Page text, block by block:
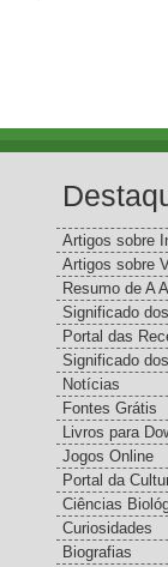
Artigos sobre
Artigos sobre
Resumo de A
Significado
Portal das
Significado
Notícias
Fontes Grátis
Livros para
Jogos Online
Portal da
Ciências
Curiosidades
Biografias